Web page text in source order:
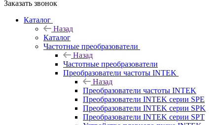
Заказать звонок
Каталог
Назад
Каталог
Частотные преобразователи
Назад
Частотные преобразователи
Преобразователи частоты INTEK
Назад
Преобразователи частоты INTEK
Преобразователи INTEK серии SPE
Преобразователи INTEK серии SPK
Преобразователи INTEK серии SPT